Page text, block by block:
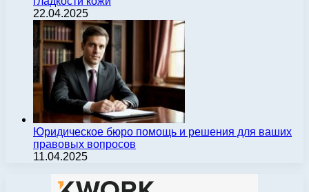
22.04.2025
Юридическое бюро помощь и решения для ваших
правовых вопросов
11.04.2025